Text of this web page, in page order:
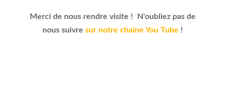
Merci de nous rendre visite ! N'oubliez pas de
nous suivresur notre chaine You Tube !